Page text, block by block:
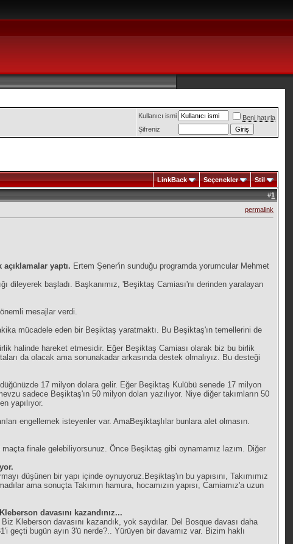
Kullanıcı ismi
Beni hatırla
Şifreniz
LinkBack Seçenekler Stil
#1
permalink
yaptı. Ertem Şener'in sunduğu programda yorumcular Mehmet
dileyerek başladı. Başkanımız, 'Beşiktaş Camiası'nı derinden yaralayan
mesajlar verdi.
mücadele eden bir Beşiktaş yaratmaktı. Bu Beşiktaş'ın temellerini de
halinde hareket etmesidir. Eğer Beşiktaş Camiası olarak biz bu birlik
da olacak ama sonunakadar arkasında destek olmalıyız. Bu desteği
17 milyon dolara gelir. Eğer Beşiktaş Kulübü senede 17 milyon
sadece Beşiktaş'ın 50 milyon doları yazılıyor. Niye diğer takımların 50
yapılıyor.
engellemek isteyenler var. AmaBeşiktaşlılar bunlara alet olmasın.
finale gelebiliyorsunuz. Önce Beşiktaş gibi oynamamız lazım. Diğer
düşünen bir yapı içinde oynuyoruz.Beşiktaş'ın bu yapısını, Takımımız
ama sonuçta Takımın hamura, hocamızın yapısı, Camiamız'a uzun
davasını kazandınız...
Kleberson davasını kazandık, yok saydılar. Del Bosque davası daha
geçti bugün ayın 3'ü nerde?.. Yürüyen bir davamız var. Bizim haklı